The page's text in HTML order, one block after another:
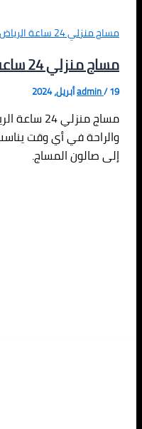
مساج منزلي 24 ساعة الرياض
مساج منزلي 24 ساعة الرياض
admin/19 أبريل، 2024
مساج
والراحة في أي وقت
إلى صالون المساج.